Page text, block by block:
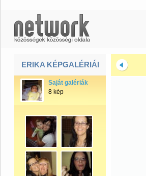
ERIKA KÉPGALÉRIÁI
Saját galériák
8 kép